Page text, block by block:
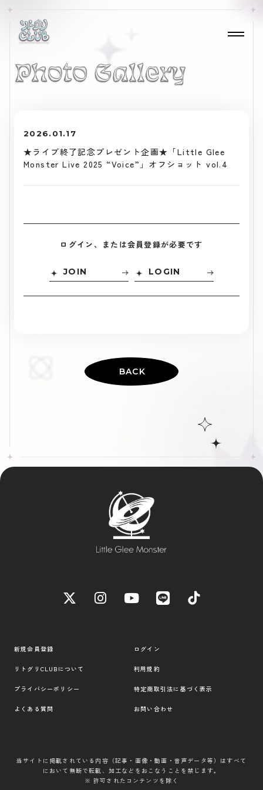
2026.01.17
★ライブ終了記念プレゼント企画★「Little Glee
Monster Live 2025 “Voice”」オフショット vol.4
ログイン、または会員登録が必要です
JOIN LOGIN
BACK
新規会員登録 ログイン
リトグリCLUBについて 利用規約
プライバシーポリシー 特定商取引法に基づく表示
よくある質問 お問い合わせ
当サイトに掲載されている内容（記事・画像・動画・音声データ等）はすべて
において無断で転載、加工などをおこなうことを禁じます。
※ 許可されたコンテンツを除く